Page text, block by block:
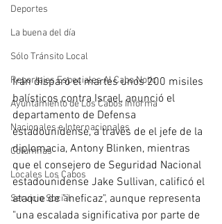
Deportes
La buena del día
Sólo Tránsito Local
Reportajes Especiales Al Cabo Notic
Ayuntamiento de Los Cabos Informa
Nacionales e Internacionales
Columnas
Locales Los Cabos
Servicio Social
Irán disparó el martes unos 200 misiles
balísticos contra Israel, anunció el
departamento de Defensa
estadounidense, a través de el jefe de la
diplomacia, Antony Blinken, mientras
que el consejero de Seguridad Nacional
estadounidense Jake Sullivan, calificó el
ataque de "ineficaz", aunque representa
"una escalada significativa por parte de